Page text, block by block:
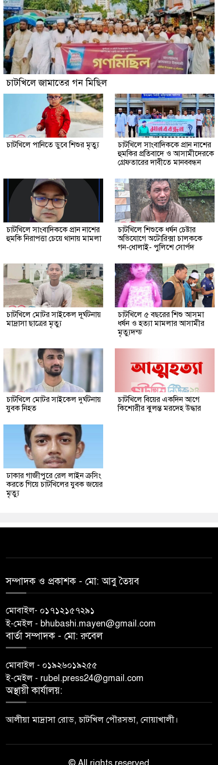
চাটখিলে জামাতের গন মিছিল
চাটখিলে পানিতে ডুবে শিশুর মৃত্যু
চাটখিলে সাংবাদিককে প্রান নাশের
হুমকির প্রতিবাদে ও আসামীদেরকে
গ্রেফতারের দাবীতে মানববন্ধন
চাটখিলে সাংবাদিককে প্রান নাশের
হুমকি নিরাপত্তা চেয়ে থানায় মামলা
চাটখিলে শিশুকে ধর্ষন চেষ্টার
অভিযোগে অটোরিক্সা চালককে
গন-ধোলাই- পুলিশে সোর্পদ
চাটখিলে মোটর সাইকেল দূর্ঘটনায়
মাদ্রাসা ছাত্রের মৃত্যু
চাটখিলে ৫ বছরের শিশু আসমা
ধর্ষন ও হত্যা মামলার আসামীর
মৃত্যুদন্ড
চাটখিলে মোটর সাইকেল দুর্ঘটনায়
যুবক নিহত
চাটখিলে বিয়ের একদিন আগে
কিশোরীর ঝুলন্ত মরদেহ উদ্ধার
ঢাকার গাজীপুরে রেল লাইন ক্রসিং
করতে গিয়ে চাটখিলের যুবক জয়ের
মৃত্যু
সম্পাদক ও প্রকাশক -‌ মো: আবু‌ তৈয়ব
মোবাইল- ০১৭১২১৫৭২৯১
ই-মেইল - bhubashi.mayen@gmail.com
বার্তা সম্পাদক - মো: রু‌বেল
মোবাইল - ০১৯২৬০১৯২৫৫
ই-মেইল - rubel.press24@gmail.com
অস্থায়ী কার্যালয়:
আলীয়া মাদ্রাসা রোড, চাটখিল পৌরসভা, নোয়াখালী।